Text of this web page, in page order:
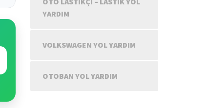
YARDIM
VOLKSWAGEN YOL YARDIM
OTOBAN YOL YARDIM